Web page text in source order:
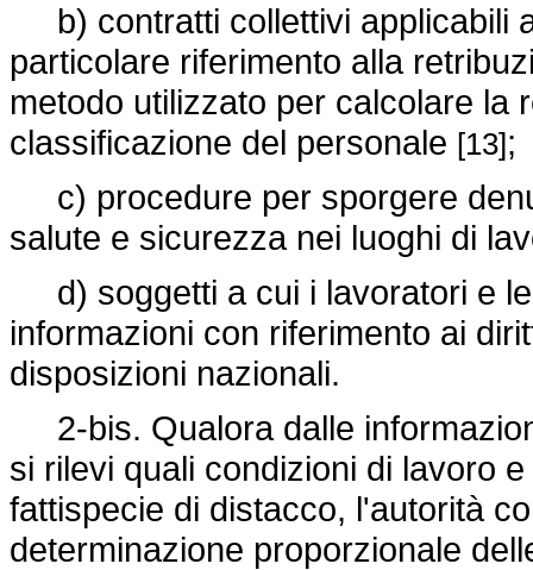
b) contratti collettivi applicabili
particolare riferimento alla
metodo utilizzato per calcolare la
classificazione del personale [13];
c) procedure per sporgere
salute e sicurezza nei luoghi di
d) soggetti a cui i lavoratori e
informazioni con riferimento ai
disposizioni nazionali.
2-bis. Qualora dalle
si rilevi quali condizioni di lavoro
fattispecie di distacco, l'autorità
determinazione proporzionale